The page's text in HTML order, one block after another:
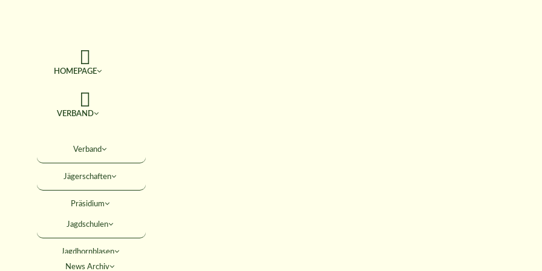
HOMEPAGE
VERBAND
Verband
Jägerschaften
Präsidium
TERMINE
JAGD & NATUR
Jagdschulen
Jagdhornblasen
SERVICE
News Archiv
AKTIVITÄTEN